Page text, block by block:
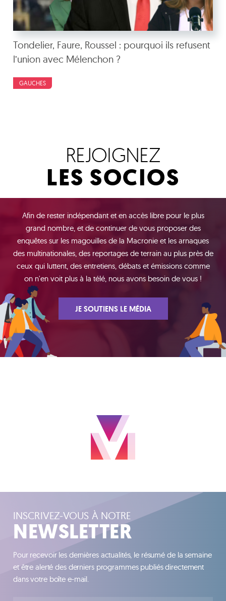
Tondelier, Faure, Roussel : pourquoi ils refusent
l’union avec Mélenchon ?
GAUCHES
REJOIGNEZ
LES SOCIOS
Afin de rester indépendant et en accès libre pour le plus
grand nombre, et de continuer de vous proposer des
enquêtes sur les magouilles de la Macronie et les arnaques
des multinationales, des reportages de terrain au plus près de
ceux qui luttent, des entretiens, débats et émissions comme
on n'en voit plus à la télé, nous avons besoin de vous !
JE SOUTIENS LE MÉDIA
INSCRIVEZ-VOUS À NOTRE
NEWSLETTER
Pour recevoir les dernières actualités, le résumé de la semaine
et être alerté des derniers programmes publiés directement
dans votre boîte e-mail.